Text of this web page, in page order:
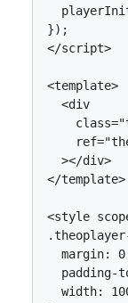
});
</script>
<template>
<div
class=
ref=
></div>
</template>
<style
.theoplayer
margin: 0
padding-
width: